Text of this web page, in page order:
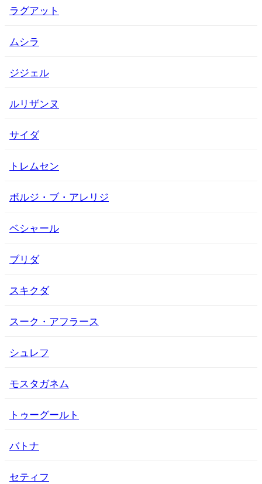
ラグアット
ムシラ
ジジェル
ルリザンヌ
サイダ
トレムセン
ボルジ・ブ・アレリジ
ベシャール
ブリダ
スキクダ
スーク・アフラース
シュレフ
モスタガネム
トゥーグールト
バトナ
セティフ